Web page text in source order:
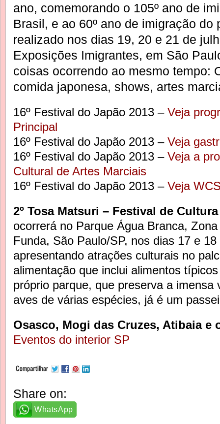
ano, comemorando o 105º ano de
Brasil, e ao 60º ano de imigração do
realizado nos dias 19, 20 e 21 de
Exposições Imigrantes, em São
coisas ocorrendo ao mesmo tempo:
comida japonesa, shows, artes
16º Festival do Japão 2013 – Veja
Principal
16º Festival do Japão 2013 – Veja
16º Festival do Japão 2013 – Veja a
Cultural de Artes Marciais
16º Festival do Japão 2013 – Veja
2º Tosa Matsuri – Festival de Cultura
ocorrerá no Parque Água Branca,
Funda, São Paulo/SP, nos dias 17 e
apresentando atrações culturais no
alimentação que inclui alimentos
próprio parque, que preserva a imensa
aves de várias espécies, já é um
Osasco, Mogi das Cruzes, Atibaia e
Eventos do interior SP
Share on:
WhatsApp